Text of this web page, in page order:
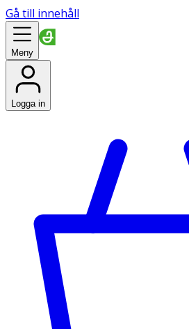
Gå till innehåll
Meny
Logga in